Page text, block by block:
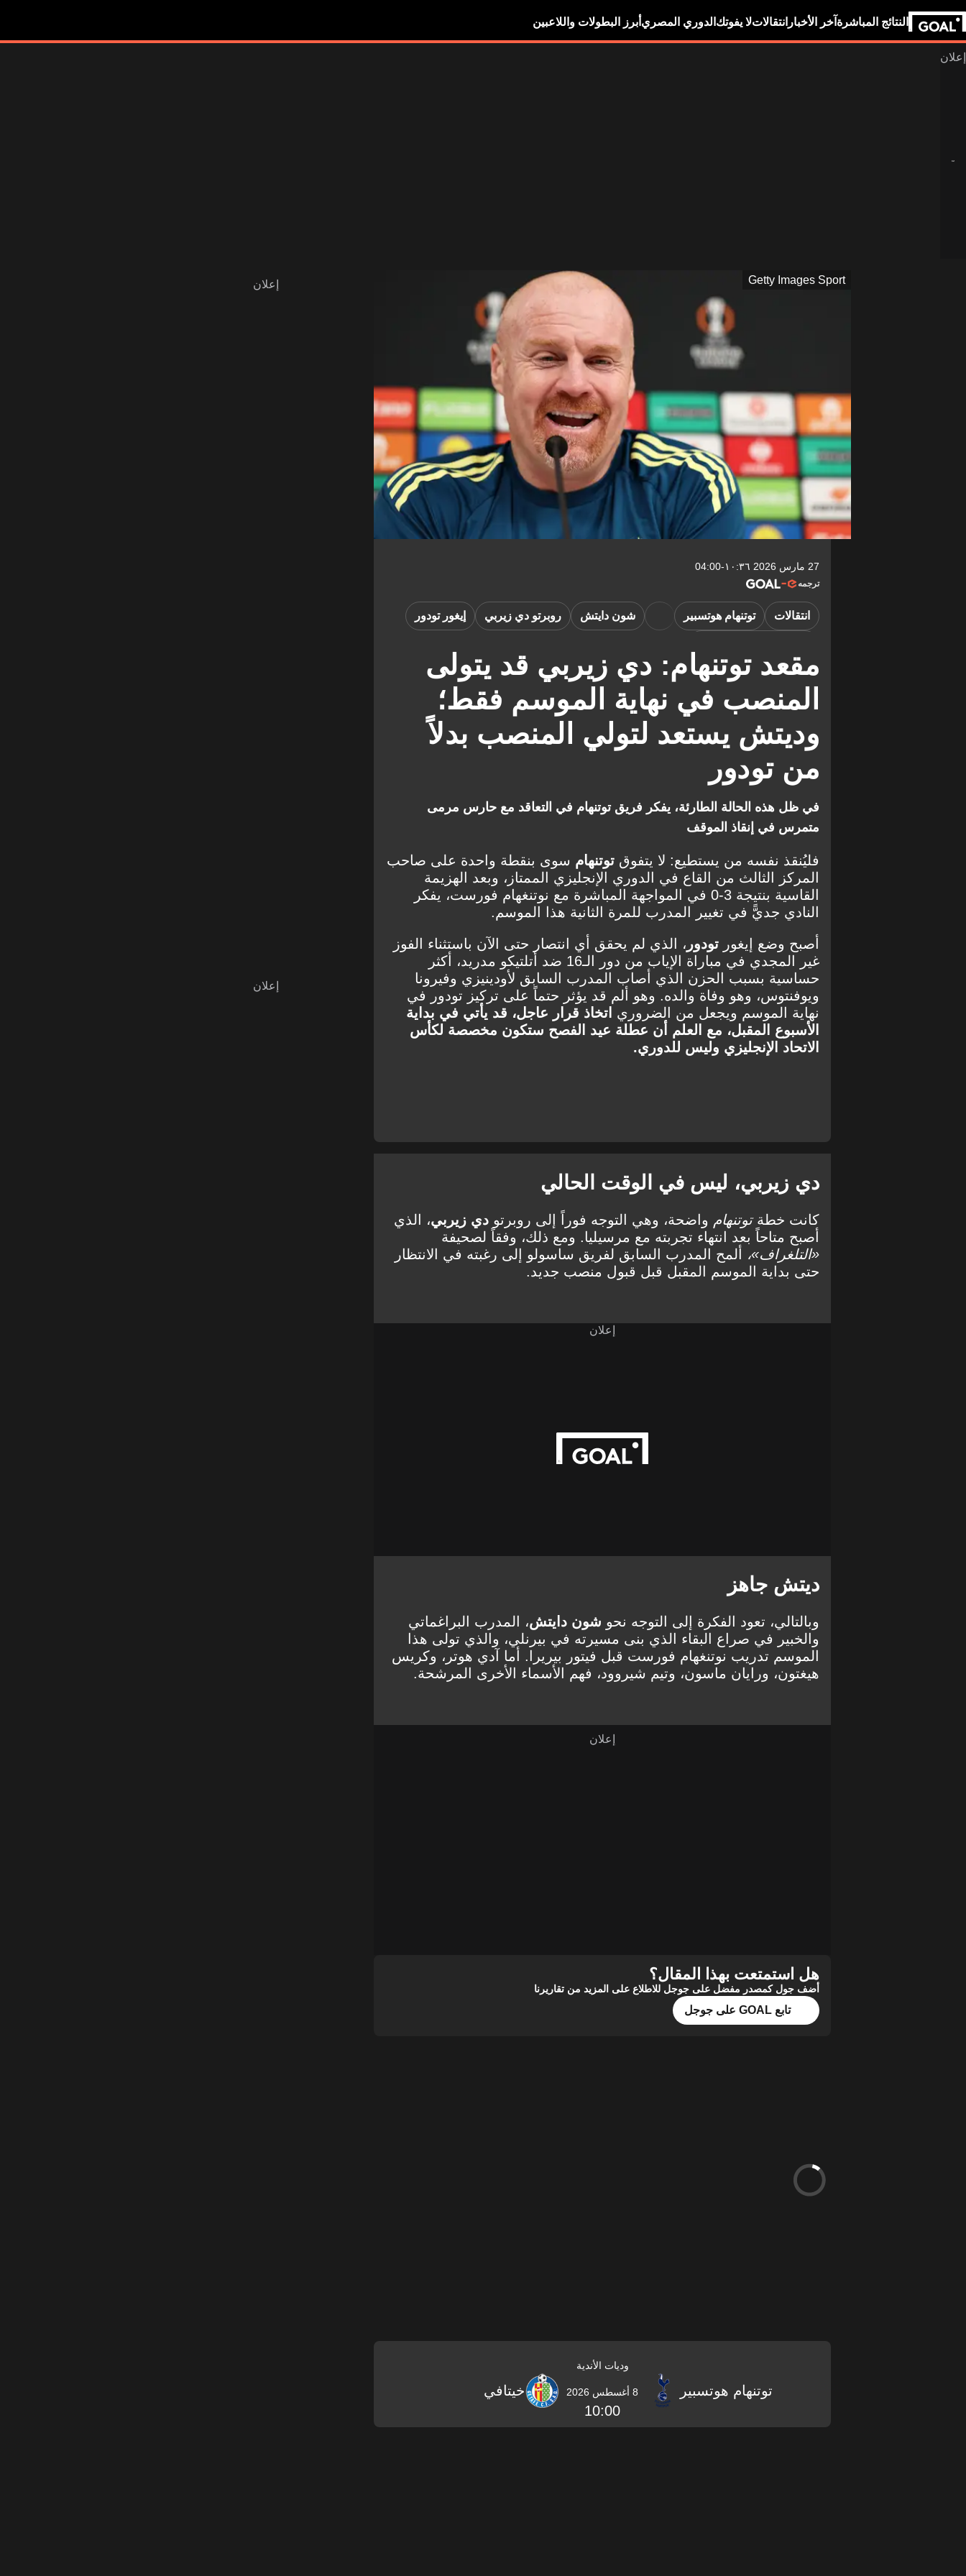
النتائج المباشرة آخر الأخبار انتقالاتلا يفوتك الدوري المصري أبرز البطولات واللاعبين
Getty Images Sport
27 مارس 2026 ١٠:٣٦-04:00
ترجمه
مقعد توتنهام: دي زيربي قد يتولى
المنصب في نهاية الموسم فقط؛
وديتش يستعد لتولي المنصب بدلاً
من تودور
انتقالات توتنهام هوتسبير شون دايتش روبرتو دي زيربي إيغور تودور
في ظل هذه الحالة الطارئة، يفكر فريق توتنهام في التعاقد مع حارس مرمى
متمرس في إنقاذ الموقف
فليُنقذ نفسه من يستطيع: لا يتفوق توتنهام سوى بنقطة واحدة على صاحب
المركز الثالث من القاع في الدوري الإنجليزي الممتاز، وبعد الهزيمة
القاسية بنتيجة 3-0 في المواجهة المباشرة مع نوتنغهام فورست، يفكر
النادي جديًّ في تغيير المدرب للمرة الثانية هذا الموسم.
أصبح وضع إيغور تودور ، الذي لم يحقق أي انتصار حتى الآن باستثناء الفوز
غير المجدي في مباراة الإياب من دور الـ16 ضد أتلتيكو مدريد، أكثر
حساسية بسبب الحزن الذي أصاب المدرب السابق لأودينيزي وفيرونا
ويوفنتوس، وهو وفاة والده. وهو ألم قد يؤثر حتماً على تركيز تودور في
نهاية الموسم ويجعل من الضروري اتخاذ قرار عاجل، قد يأتي في بداية
الأسبوع المقبل، مع العلم أن عطلة عيد الفصح ستكون مخصصة لكأس
الاتحاد الإنجليزي وليس للدوري.
دي زيربي، ليس في الوقت الحالي
كانت خطةتوتنهام واضحة، وهي التوجه فوراً إلى روبرتو دي زيربي، الذي
أصبح متاحاً بعد انتهاء تجربته مع مرسيليا. ومع ذلك، وفقاً لصحيفة
«التلغراف»، ألمح المدرب السابق لفريق ساسولو إلى رغبته في الانتظار
حتى بداية الموسم المقبل قبل قبول منصب جديد.
إعلان
ديتش جاهز
وبالتالي، تعود الفكرة إلى التوجه نحو شون دايتش، المدرب البراغماتي
والخبير في صراع البقاء الذي بنى مسيرته في بيرنلي، والذي تولى هذا
الموسم تدريب نوتنغهام فورست قبل فيتور بيريرا. أما آدي هوتر، وكريس
هيغتون، ورايان ماسون، وتيم شيروود، فهم الأسماء الأخرى المرشحة.
هل استمتعت بهذا المقال؟
أضف جول كمصدر مفضل على جوجل للاطلاع على المزيد من تقاريرنا
تابع GOAL على جوجل
وديات الأندية
توتنهام هوتسبير 8 أغسطس 2026
10:00
خيتافي